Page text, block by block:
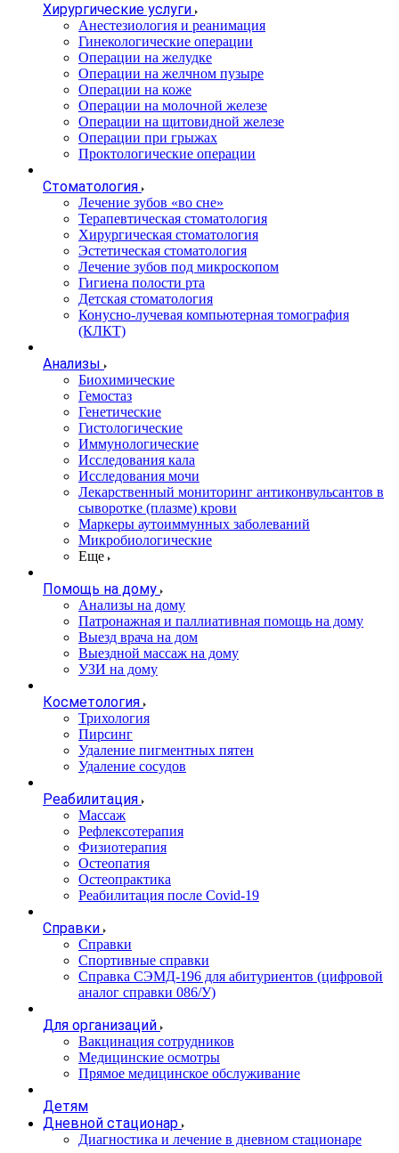
Хирургические услуги
Анестезиология и реанимация
Гинекологические операции
Операции на желудке
Операции на желчном пузыре
Операции на коже
Операции на молочной железе
Операции на щитовидной железе
Операции при грыжах
Проктологические операции
Стоматология
Лечение зубов «во сне»
Терапевтическая стоматология
Хирургическая стоматология
Эстетическая стоматология
Лечение зубов под микроскопом
Гигиена полости рта
Детская стоматология
Конусно-лучевая компьютерная томография
(КЛКТ)
Анализы
Биохимические
Гемостаз
Генетические
Гистологические
Иммунологические
Исследования кала
Исследования мочи
Лекарственный мониторинг антиконвульсантов в
сыворотке (плазме) крови
Маркеры аутоиммунных заболеваний
Микробиологические
Еще
Помощь на дому
Анализы на дому
Патронажная и паллиативная помощь на дому
Выезд врача на дом
Выездной массаж на дому
УЗИ на дому
Косметология
Трихология
Пирсинг
Удаление пигментных пятен
Удаление сосудов
Реабилитация
Массаж
Рефлексотерапия
Физиотерапия
Остеопатия
Остеопрактика
Реабилитация после Covid-19
Справки
Справки
Спортивные справки
Справка СЭМД‑196 для абитуриентов (цифровой
аналог справки 086/У)
Для организаций
Вакцинация сотрудников
Медицинские осмотры
Прямое медицинское обслуживание
Детям
Дневной стационар
Диагностика и лечение в дневном стационаре